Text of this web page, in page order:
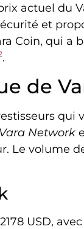
actuel du
et
Coin, qui a
.
de
qui
Network
Le volume
USD,